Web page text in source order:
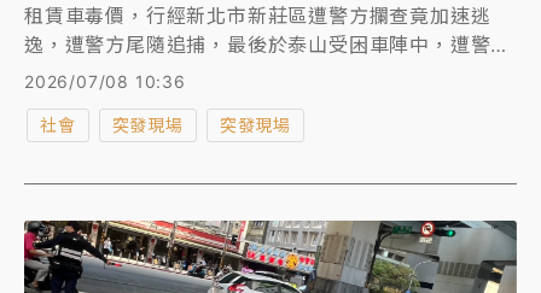
租賃車毒價，行經新北市新莊區遭警方攔查竟加速逃
逸，遭警方尾隨追捕，最後於泰山受困車陣中，遭警方
破窗拉下壓制，經毒品唾液快篩試劑檢測，呈毒品安非
他命陽性反應，並在車內搜出多項毒品，警詢後依《毒
品危害防制條例》、《刑法》公共危險等罪嫌移送法
2026/07/08 10:36
社會 突發現場 突發現場